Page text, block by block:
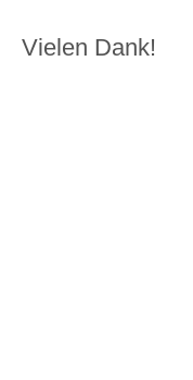
Vielen Dank!